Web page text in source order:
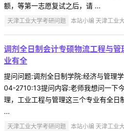
额，等第一志愿复试之后，请 ...
天津工业大学考研问题 本站小编 天津工业
调剂全日制会计专硕物流工程与
业有全
提问问题:调剂全日制学院:经济与管理
04-2710:13提问内容:老师我想问一下
理，工业工程与管理这三个专业有全日
...
天津工业大学考研问题 本站小编 天津工业